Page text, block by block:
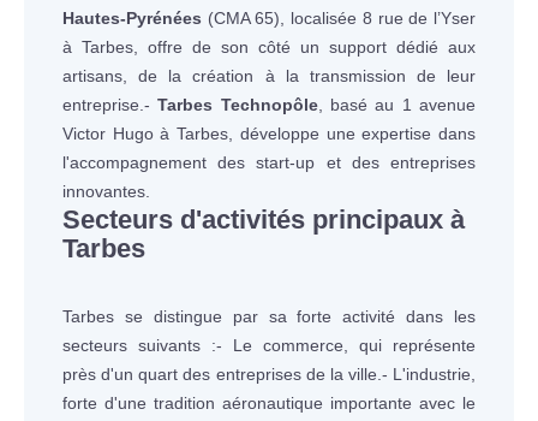
Hautes-Pyrénées (CMA 65), localisée 8 rue de l’Yser
à Tarbes, offre de son côté un support dédié aux
artisans, de la création à la transmission de leur
entreprise.-Tarbes Technopôle, basé au 1 avenue
Victor Hugo à Tarbes, développe une expertise dans
l'accompagnement des start-up et des entreprises
innovantes.
Secteurs d'activités principaux à
Tarbes
Tarbes se distingue par sa forte activité dans les
secteurs suivants :- Le commerce, qui représente
près d'un quart des entreprises de la ville.- L'industrie,
forte d'une tradition aéronautique importante avec le